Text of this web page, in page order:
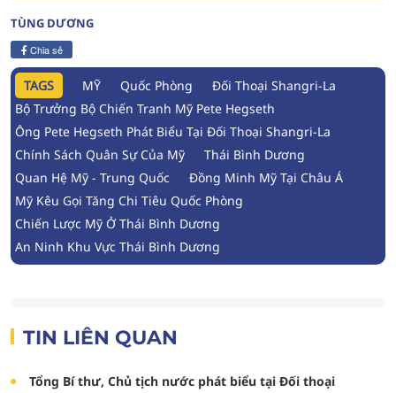
TÙNG DƯƠNG
Chia sẻ
TAGS MỸ Quốc Phòng
Đối Thoại Shangri-La
Bộ Trưởng Bộ Chiến Tranh Mỹ Pete Hegseth
Ông Pete Hegseth Phát Biểu Tại Đối Thoại Shangri-La
Chính Sách Quân Sự Của Mỹ
Thái Bình Dương
Quan Hệ Mỹ - Trung Quốc
Đồng Minh Mỹ Tại Châu Á
Mỹ Kêu Gọi Tăng Chi Tiêu Quốc Phòng
Chiến Lược Mỹ Ở Thái Bình Dương
An Ninh Khu Vực Thái Bình Dương
TIN LIÊN QUAN
Tổng Bí thư, Chủ tịch nước phát biểu tại Đối thoại